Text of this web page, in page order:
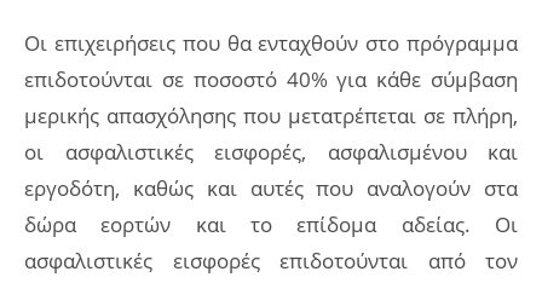
Οι επιχειρήσεις που θα ενταχθούν στο πρόγραμμα
επιδοτούνται σε ποσοστό 40% για κάθε σύμβαση
μερικής απασχόλησης που μετατρέπεται σε πλήρη,
οι ασφαλιστικές εισφορές, ασφαλισμένου και
εργοδότη, καθώς και αυτές που αναλογούν στα
δώρα εορτών και το επίδομα αδείας. Οι
ασφαλιστικές εισφορές επιδοτούνται από τον